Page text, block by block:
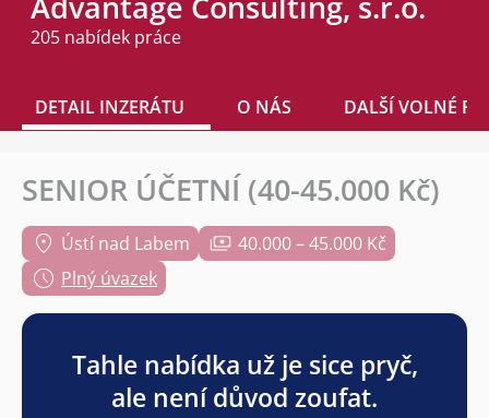
205 nabídek práce
DETAIL INZERÁTU O NÁS DALŠÍ VOLNÉ
SENIOR ÚČETNÍ (40-45.000 Kč)
Ústí nad Labem
40.000 – 45.000 Kč
Plný úvazek
Tahle nabídka už je sice pryč,
ale není důvod zoufat.